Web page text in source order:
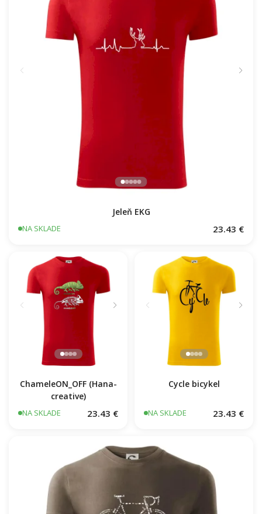
Jeleň EKG
NA SKLADE 23.43 €
ChameleON_OFF (Hana-
creative)
NA SKLADE
Cycle bicykel
23.43 €